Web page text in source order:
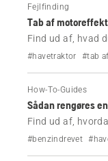
Fejlfinding
Tab af
Find ud af, hvad
motoreffekt, når
#havetraktor #tab
How-To-Guides
Sådan rengøres
Find ud af,
batteridrevne
#benzindrevet